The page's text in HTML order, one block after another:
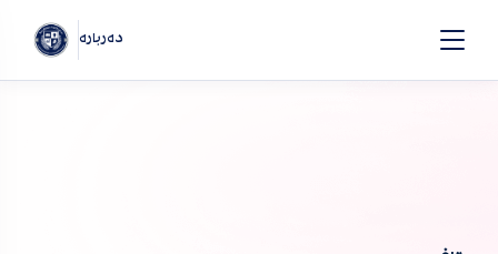
دەربارە